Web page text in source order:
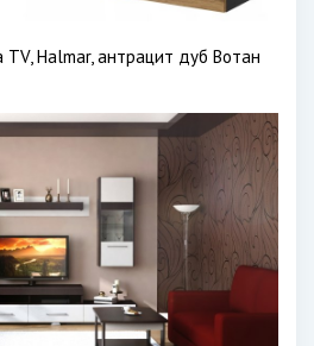
TV, Halmar, антрацит дуб Вотан